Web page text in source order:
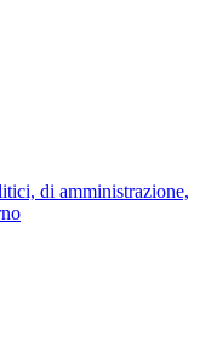
di amministrazione,